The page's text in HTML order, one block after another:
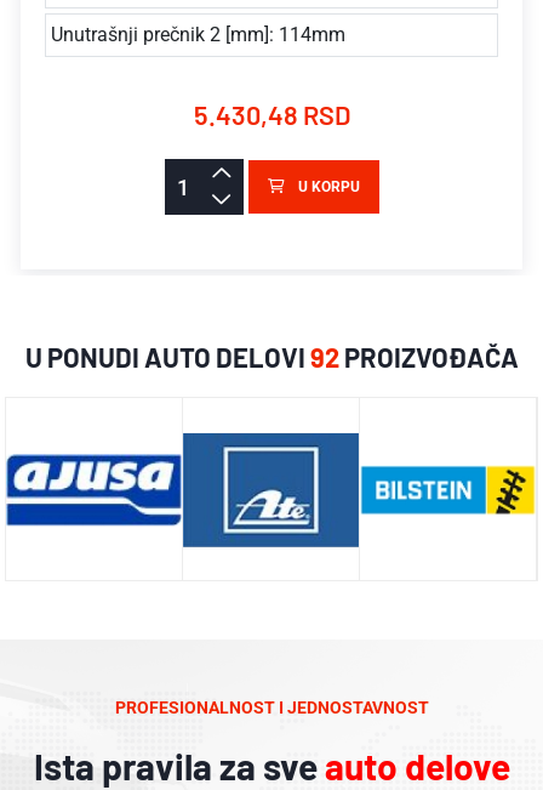
Unutrašnji prečnik 2 [mm]: 114mm
5.430,48 RSD
U KORPU
U PONUDI AUTO DELOVI92PROIZVOĐAČA
PROFESIONALNOST I JEDNOSTAVNOST
Ista pravila za sveauto delove